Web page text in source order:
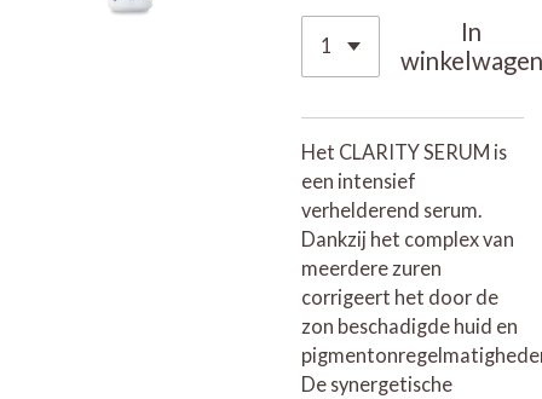
In
winkelwagen
Het CLARITY SERUM is
een intensief
verhelderend serum.
Dankzij het complex van
meerdere zuren
corrigeert het door de
zon beschadigde huid en
De synergetische